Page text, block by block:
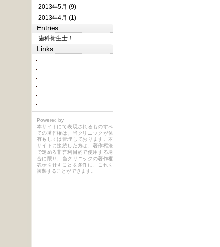
2013年5月 (9)
2013年4月 (1)
Entries
歯科衛生士！
Links
Powered by
本サイトにて表現されるものすべ
ての著作権は、当クリニックが保
有もしくは管理しております。本
サイトに接続した方は、著作権法
で定める非営利目的で使用する場
合に限り、当クリニックの著作権
表示を付すことを条件に、これを
複製することができます。